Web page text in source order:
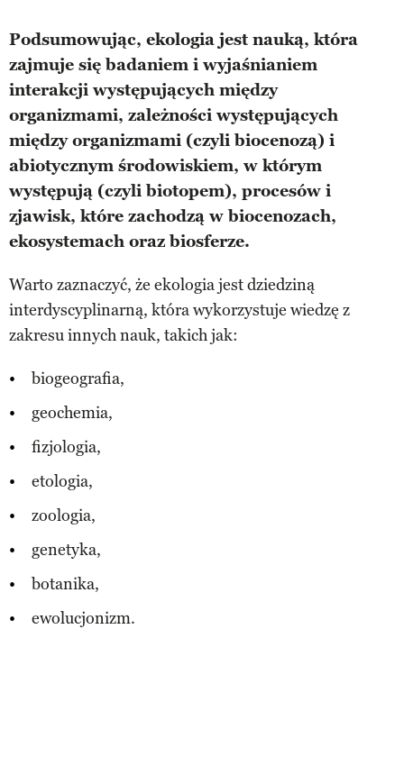
Podsumowując, ekologia jest nauką, która
zajmuje się badaniem i wyjaśnianiem
interakcji występujących między
organizmami, zależności występujących
między organizmami (czyli biocenozą) i
abiotycznym środowiskiem, w którym
występują (czyli biotopem), procesów i
zjawisk, które zachodzą w biocenozach,
ekosystemach oraz biosferze.
Warto zaznaczyć, że ekologia jest dziedziną
interdyscyplinarną, która wykorzystuje wiedzę z
zakresu innych nauk, takich jak:
biogeografia,
geochemia,
fizjologia,
etologia,
zoologia,
genetyka,
botanika,
ewolucjonizm.